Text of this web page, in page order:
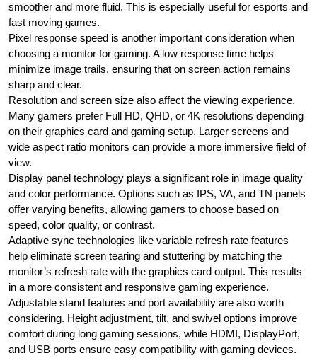
smoother and more fluid. This is especially useful for esports and
fast moving games.
Pixel response speed is another important consideration when
choosing a monitor for gaming. A low response time helps
minimize image trails, ensuring that on screen action remains
sharp and clear.
Resolution and screen size also affect the viewing experience.
Many gamers prefer Full HD, QHD, or 4K resolutions depending
on their graphics card and gaming setup. Larger screens and
wide aspect ratio monitors can provide a more immersive field of
view.
Display panel technology plays a significant role in image quality
and color performance. Options such as IPS, VA, and TN panels
offer varying benefits, allowing gamers to choose based on
speed, color quality, or contrast.
Adaptive sync technologies like variable refresh rate features
help eliminate screen tearing and stuttering by matching the
monitor’s refresh rate with the graphics card output. This results
in a more consistent and responsive gaming experience.
Adjustable stand features and port availability are also worth
considering. Height adjustment, tilt, and swivel options improve
comfort during long gaming sessions, while HDMI, DisplayPort,
and USB ports ensure easy compatibility with gaming devices.